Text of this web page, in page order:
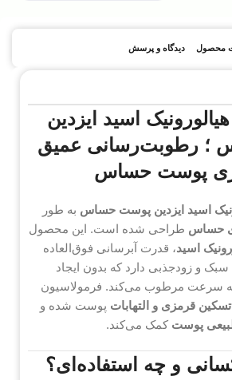
محصول دیدگاه و پرسش
اسید ایزدین
؛ رطوبت‌رسانی عمیق
پوست حساس
اسید ایزدین پوست حساس به طور
حساس طراحی شده است. این محصول
اسید، قدرت آبرسانی فوق‌العاده
سبک و زودجذبی دارد که بدون ایجاد
سرعت مرطوب می‌کند. فرمولاسیون
تسکین قرمزی و التهابات پوست شده و
پوست کمک می‌کند.
و چه استفاده‌ای؟